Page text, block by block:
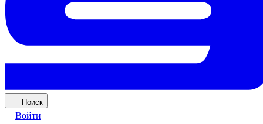
Поиск
Войти